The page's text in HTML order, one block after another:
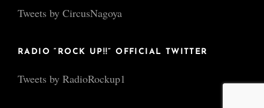
Tweets by CircusNagoya
RADIO “ROCK UP!!” OFFICIAL TWITTER
Tweets by RadioRockup1